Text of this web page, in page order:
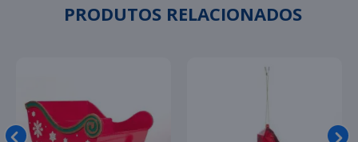
PRODUTOS RELACIONADOS